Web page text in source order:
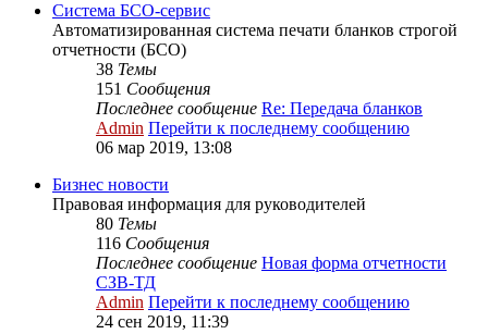
Система БСО-сервис
Автоматизированная система печати бланков строгой
отчетности (БСО)
38 Темы
151 Сообщения
Последнее сообщение Re: Передача бланков
Admin Перейти к последнему сообщению
06 мар 2019, 13:08
Бизнес новости
Правовая информация для руководителей
80 Темы
116 Сообщения
Последнее сообщение Новая форма отчетности
СЗВ-ТД
Admin Перейти к последнему сообщению
24 сен 2019, 11:39